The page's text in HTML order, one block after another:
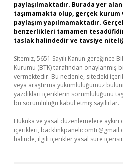
paylaşılmaktadır. Burada yer
taşımamakta olup, gerçek kurum
paylaşım yapılmamaktadır.
benzerlikleri tamamen
taslak halindedir ve tavsiye
Sitemiz, 5651 Sayılı Kanun gereğince
Kurumu (BTK) tarafından onaylanmış
vermektedir. Bu nedenle, sitedeki
veya araştırma yükümlülüğümüz
yazdıkları içeriklerin sorumluluğunu
bu sorumluluğu kabul etmiş sayılırlar.
Hukuka ve yasal düzenlemelere
içerikleri,
halinde, ilgili içerikler yasal süre